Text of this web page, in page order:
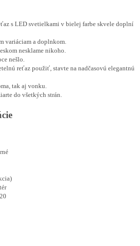
s LED svetielkami v bielej farbe skvele doplní
variáciam a doplnkom.
nesklame nikoho.
nešlo.
reťaz použiť, stavte na nadčasovú elegantnú
tak aj vonku.
do všetkých strán.